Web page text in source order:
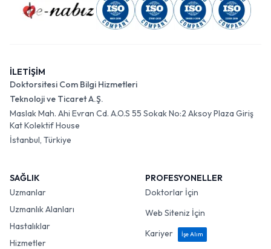
İLETİŞİM
Doktorsitesi Com Bilgi Hizmetleri
Teknoloji ve Ticaret A.Ş.
Maslak Mah. Ahi Evran Cd. A.O.S 55 Sokak No:2 Aksoy Plaza Giriş
Kat Kolektif House
İstanbul, Türkiye
SAĞLIK
Uzmanlar
Uzmanlık Alanları
Hastalıklar
Hizmetler
PROFESYONELLER
Doktorlar İçin
Web Siteniz İçin
Kariyer
İşe Alım